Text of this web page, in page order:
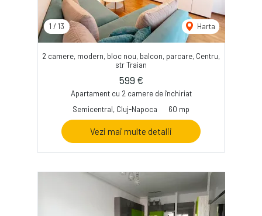
1 / 13 Harta
2 camere, modern, bloc nou, balcon, parcare, Centru,
str Traian
599 €
Apartament cu 2 camere de închiriat
Semicentral, Cluj-Napoca
60 mp
Vezi mai multe detalii